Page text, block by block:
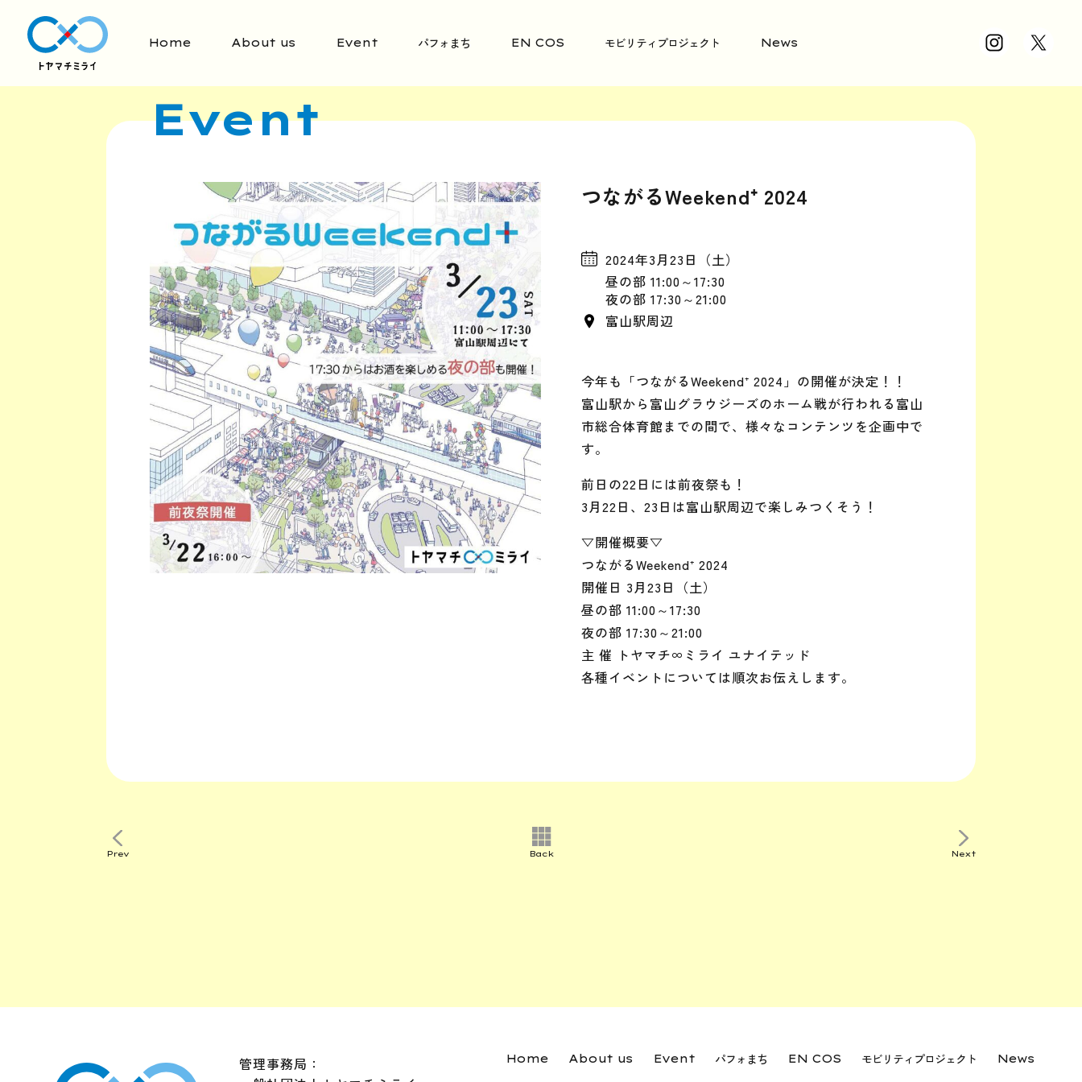
Home About us Event パフォまち EN COS モビリティプロジェクト News
Event
つながるWeekend⁺ 2024
2024年3月23日（土）
昼の部 11:00～17:30
夜の部 17:30～21:00
富山駅周辺
今年も「つながるWeekend⁺ 2024」の開催が決定！！
富山駅から富山グラウジーズのホーム戦が行われる富山
市総合体育館までの間で、様々なコンテンツを企画中で
す。
前日の22日には前夜祭も！
3月22日、23日は富山駅周辺で楽しみつくそう！
▽開催概要▽
つながるWeekend⁺ 2024
開催日 3月23日（土）
昼の部 11:00～17:30
夜の部 17:30～21:00
主 催 トヤマチ∞ミライ ユナイテッド
各種イベントについては順次お伝えします。
Prev Back Next
管理事務局：
Home About us Event パフォまち EN COS モビリティプロジェクト News